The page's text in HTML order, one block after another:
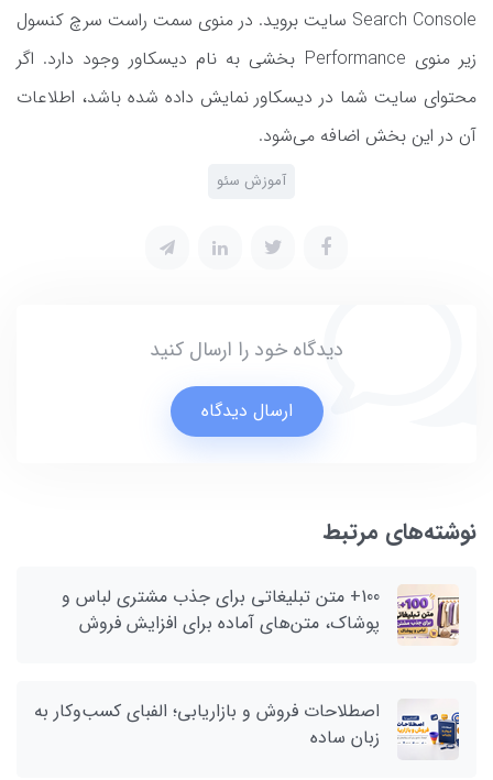
Search Console سایت بروید. در منوی سمت راست سرچ کنسول
زیر منوی Performance بخشی به نام دیسکاور وجود دارد. اگر
محتوای سایت شما در دیسکاور نمایش داده شده باشد، اطلاعات
آن در این بخش اضافه می‌شود.
آموزش سئو
دیدگاه خود را ارسال کنید
ارسال دیدگاه
نوشته‌های مرتبط
100+ متن تبلیغاتی برای جذب مشتری لباس و
پوشاک، متن‌های آماده برای افزایش فروش
اصطلاحات فروش و بازاریابی؛ الفبای کسب‌وکار به
زبان ساده